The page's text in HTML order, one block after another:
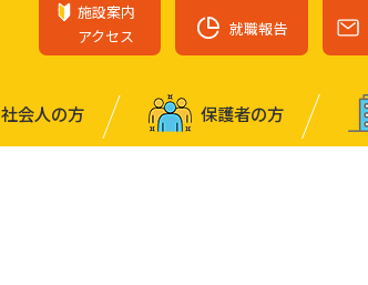
施設案内
アクセス
就職報告
社会⼈の⽅ 保護者の⽅